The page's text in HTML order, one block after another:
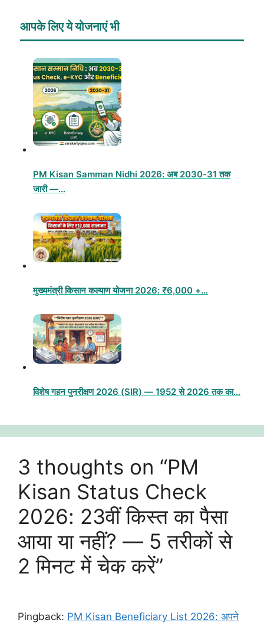
आपके लिए ये योजनाएं भी
PM Kisan Samman Nidhi 2026: अब 2030-31 तक
जारी —…
मुख्यमंत्री किसान कल्याण योजना 2026: ₹6,000 +…
विशेष गहन पुनरीक्षण 2026 (SIR) — 1952 से 2026 तक का…
3 thoughts on “PM
Kisan Status Check
2026: 23वीं किस्त का पैसा
आया या नहीं? — 5 तरीकों से
2 मिनट में चेक करें”
Pingback: PM Kisan Beneficiary List 2026: अपने